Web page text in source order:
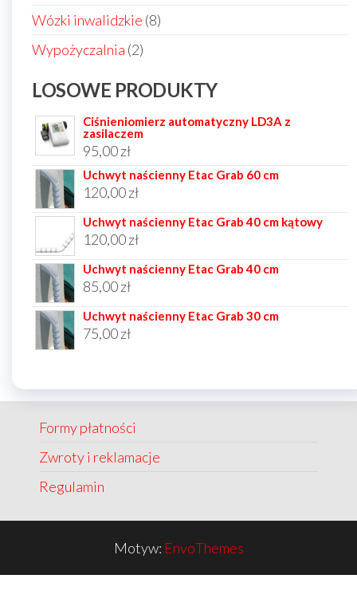
produktów
Wózki inwalidzkie 88
Wypożyczalnia 22
LOSOWE PRODUKTY
Ciśnieniomierz automatyczny LD3A z
zasilaczem
95,00zł
Uchwyt naścienny Etac Grab 60 cm
120,00zł
Uchwyt naścienny Etac Grab 40 cm kątowy
120,00zł
Uchwyt naścienny Etac Grab 40 cm
85,00zł
Uchwyt naścienny Etac Grab 30 cm
75,00zł
Formy płatności
Zwroty i reklamacje
Regulamin
Motyw: EnvoThemes